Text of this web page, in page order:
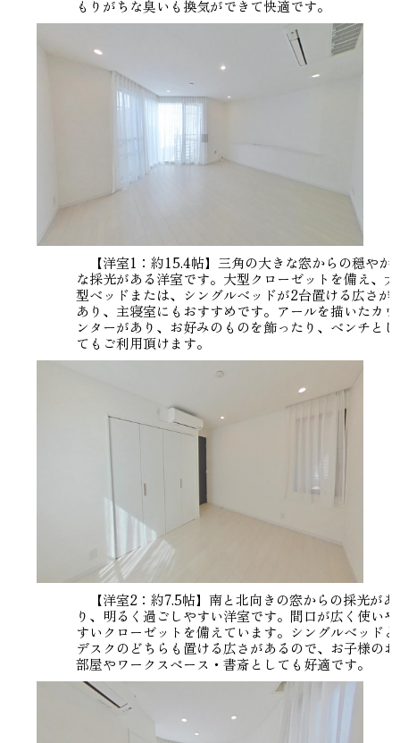
もりがちな臭いも換気ができて快適です。
【洋室1：約15.4帖】三角の大きな窓からの穏やか
な採光がある洋室です。大型クローゼットを備え、大
型ベッドまたは、シングルベッドが2台置ける広さが
あり、主寝室にもおすすめです。アールを描いたカウ
ンターがあり、お好みのものを飾ったり、ベンチとし
てもご利用頂けます。
【洋室2：約7.5帖】南と北向きの窓からの採光があ
り、明るく過ごしやすい洋室です。間口が広く使いや
すいクローゼットを備えています。シングルベッドと
デスクのどちらも置ける広さがあるので、お子様のお
部屋やワークスペース・書斎としても好適です。